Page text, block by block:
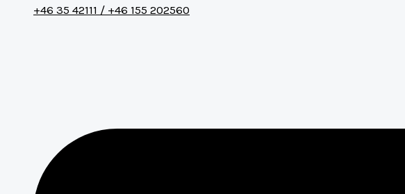
+46 35 42111 / +46 155 202560